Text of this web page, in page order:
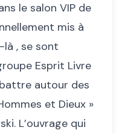
le salon VIP de
mis à
, se sont
Esprit Livre
autour des
et Dieux »
L’ouvrage qui